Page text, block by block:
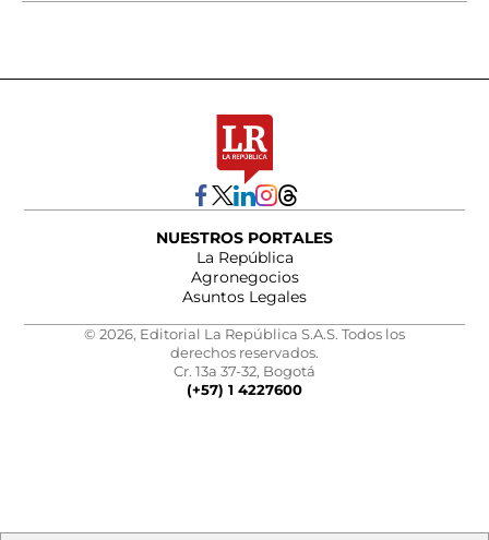
NUESTROS PORTALES
La República
Agronegocios
Asuntos Legales
© 2026, Editorial La República S.A.S. Todos los
derechos reservados.
Cr. 13a 37-32, Bogotá
(+57) 1 4227600